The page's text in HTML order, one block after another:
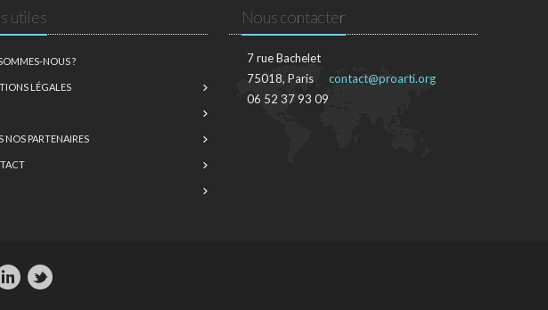
utiles
NOUS ?
LÉGALES
NOS PARTENAIRES
Nous contacter
7 rue Bachelet
75018, Paris
06 52 37 93 09
contact@proarti.org